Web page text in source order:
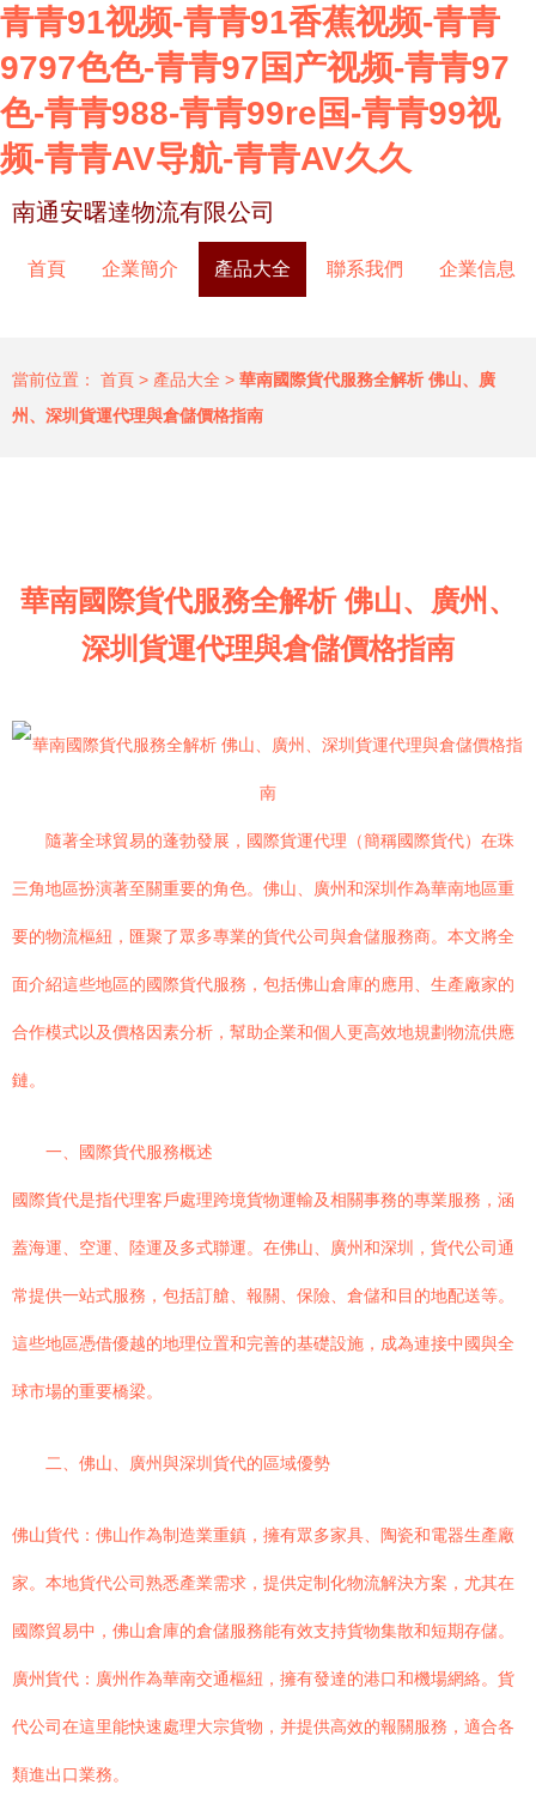
青青91视频-青青91香蕉视频-青青
9797色色-青青97国产视频-青青97
色-青青988-青青99re国-青青99视
频-青青AV导航-青青AV久久
南通安曙達物流有限公司
首頁 企業簡介 產品大全 聯系我們 企業信息
當前位置： 首頁 > 產品大全 > 華南國際貨代服務全解析 佛山、廣
州、深圳貨運代理與倉儲價格指南
華南國際貨代服務全解析 佛山、廣州、
深圳貨運代理與倉儲價格指南
隨著全球貿易的蓬勃發展，國際貨運代理（簡稱國際貨代）在珠
三角地區扮演著至關重要的角色。佛山、廣州和深圳作為華南地區重
要的物流樞紐，匯聚了眾多專業的貨代公司與倉儲服務商。本文將全
面介紹這些地區的國際貨代服務，包括佛山倉庫的應用、生產廠家的
合作模式以及價格因素分析，幫助企業和個人更高效地規劃物流供應
鏈。
一、國際貨代服務概述
國際貨代是指代理客戶處理跨境貨物運輸及相關事務的專業服務，涵
蓋海運、空運、陸運及多式聯運。在佛山、廣州和深圳，貨代公司通
常提供一站式服務，包括訂艙、報關、保險、倉儲和目的地配送等。
這些地區憑借優越的地理位置和完善的基礎設施，成為連接中國與全
球市場的重要橋梁。
二、佛山、廣州與深圳貨代的區域優勢
佛山貨代：佛山作為制造業重鎮，擁有眾多家具、陶瓷和電器生產廠
家。本地貨代公司熟悉產業需求，提供定制化物流解決方案，尤其在
國際貿易中，佛山倉庫的倉儲服務能有效支持貨物集散和短期存儲。
廣州貨代：廣州作為華南交通樞紐，擁有發達的港口和機場網絡。貨
代公司在這里能快速處理大宗貨物，并提供高效的報關服務，適合各
類進出口業務。